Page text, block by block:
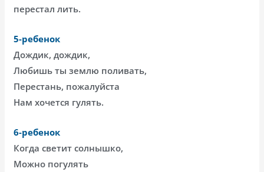
перестал лить.
5-ребенок
Дождик, дождик,
Любишь ты землю поливать,
Перестань, пожалуйста
Нам хочется гулять.
6-ребенок
Когда светит солнышко,
Можно погулять